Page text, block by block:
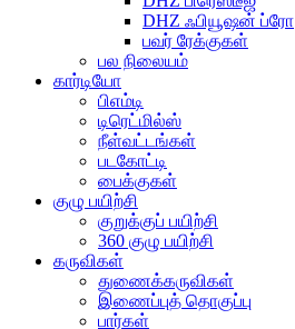
DHZ ஃபியூஷன் ப்ரோ
பவர் ரேக்குகள்
பல நிலையம்
கார்டியோ
பிஎம்டி
டிரெட்மில்ஸ்
நீள்வட்டங்கள்
படகோட்டி
பைக்குகள்
குழு பயிற்சி
குறுக்குப் பயிற்சி
360 குழு பயிற்சி
கருவிகள்
துணைக்கருவிகள்
இணைப்புத் தொகுப்பு
பார்கள்